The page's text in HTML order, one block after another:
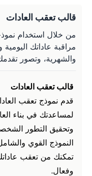
قالب تعقب العادات
من خلال استخدام
مراقبة عاداتك اليومية
والشهرية، وتصور
قالب تعقب العادات
قدم نموذج تعقب
لمساعدتك في بناء
وتحقيق التطور
النموذج القوي
تمكنك من تعقب
وفعال.